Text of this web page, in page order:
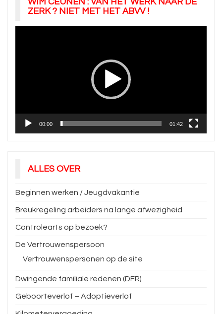
ZERK ? NIET MET HET ABVV !
00:00 01:42
ALLES OVER
Beginnen werken / Jeugdvakantie
Breukregeling arbeiders na lange afwezigheid
Controlearts op bezoek?
De Vertrouwenspersoon
Vertrouwenspersonen op de site
Dwingende familiale redenen (DFR)
Geboorteverlof – Adoptieverlof